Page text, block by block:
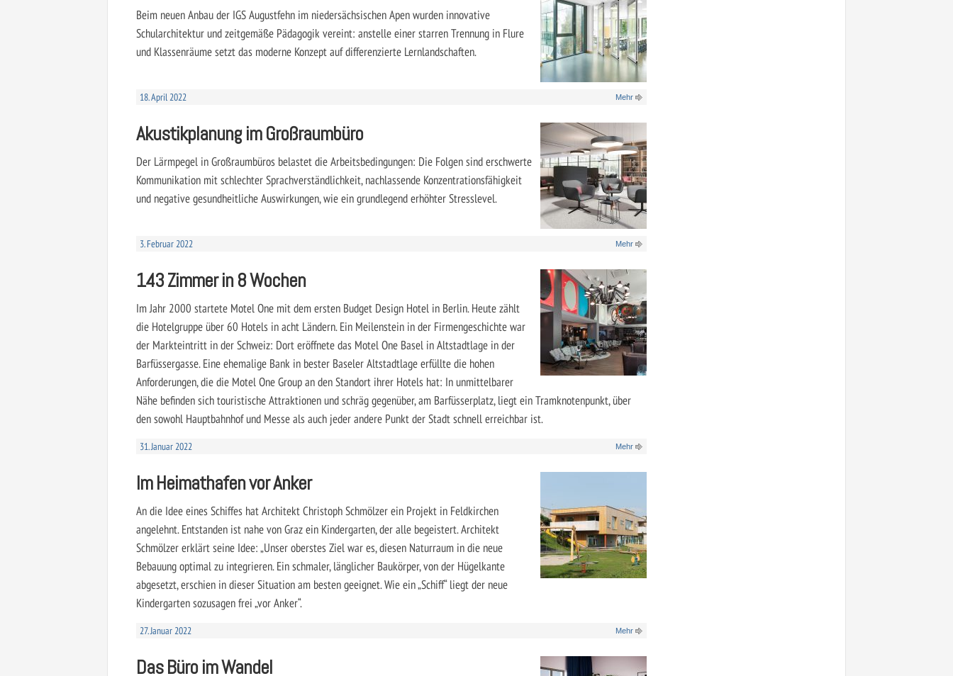
Beim neuen Anbau der IGS Augustfehn im niedersächsischen Apen wurden innovative
Schularchitektur und zeitgemäße Pädagogik vereint: anstelle einer starren Trennung in Flure
und Klassenräume setzt das moderne Konzept auf differenzierte Lernlandschaften.
18. April 2022 Mehr
Akustikplanung im Großraumbüro
Der Lärmpegel in Großraumbüros belastet die Arbeitsbedingungen: Die Folgen sind erschwerte
Kommunikation mit schlechter Sprachverständlichkeit, nachlassende Konzentrationsfähigkeit
und negative gesundheitliche Auswirkungen, wie ein grundlegend erhöhter Stresslevel.
3. Februar 2022 Mehr
143 Zimmer in 8 Wochen
Im Jahr 2000 startete Motel One mit dem ersten Budget Design Hotel in Berlin. Heute zählt
die Hotelgruppe über 60 Hotels in acht Ländern. Ein Meilenstein in der Firmengeschichte war
der Markteintritt in der Schweiz: Dort eröffnete das Motel One Basel in Altstadtlage in der
Barfüssergasse. Eine ehemalige Bank in bester Baseler Altstadtlage erfüllte die hohen
Anforderungen, die die Motel One Group an den Standort ihrer Hotels hat: In unmittelbarer
Nähe befinden sich touristische Attraktionen und schräg gegenüber, am Barfüsserplatz, liegt ein Tramknotenpunkt, über
den sowohl Hauptbahnhof und Messe als auch jeder andere Punkt der Stadt schnell erreichbar ist.
31. Januar 2022 Mehr
Im Heimathafen vor Anker
An die Idee eines Schiffes hat Architekt Christoph Schmölzer ein Projekt in Feldkirchen
angelehnt. Entstanden ist nahe von Graz ein Kindergarten, der alle begeistert. Architekt
Schmölzer erklärt seine Idee: „Unser oberstes Ziel war es, diesen Naturraum in die neue
Bebauung optimal zu integrieren. Ein schmaler, länglicher Baukörper, von der Hügelkante
abgesetzt, erschien in dieser Situation am besten geeignet. Wie ein „Schiff“ liegt der neue
Kindergarten sozusagen frei „vor Anker“.
27. Januar 2022 Mehr
Das Büro im Wandel